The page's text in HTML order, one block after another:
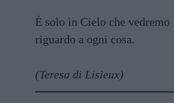
È solo in Cielo che vedremo
riguardo a ogni cosa.
(Teresa di Lisieux)